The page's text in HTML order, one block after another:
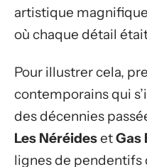
artistique
où chaque détail
Pour illustrer cela,
contemporains qui
des décennies
Les NéréidesetGas
lignes de pendentifs